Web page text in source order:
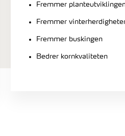
Fremmer
Fremmer
Fremmer buskingen
Bedrer kornkvaliteten